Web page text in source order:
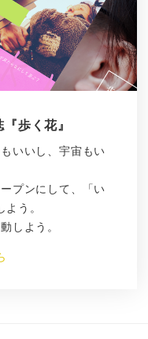
歩く花』
いいし、宇宙もい
プンにして、「い
う。
しよう。